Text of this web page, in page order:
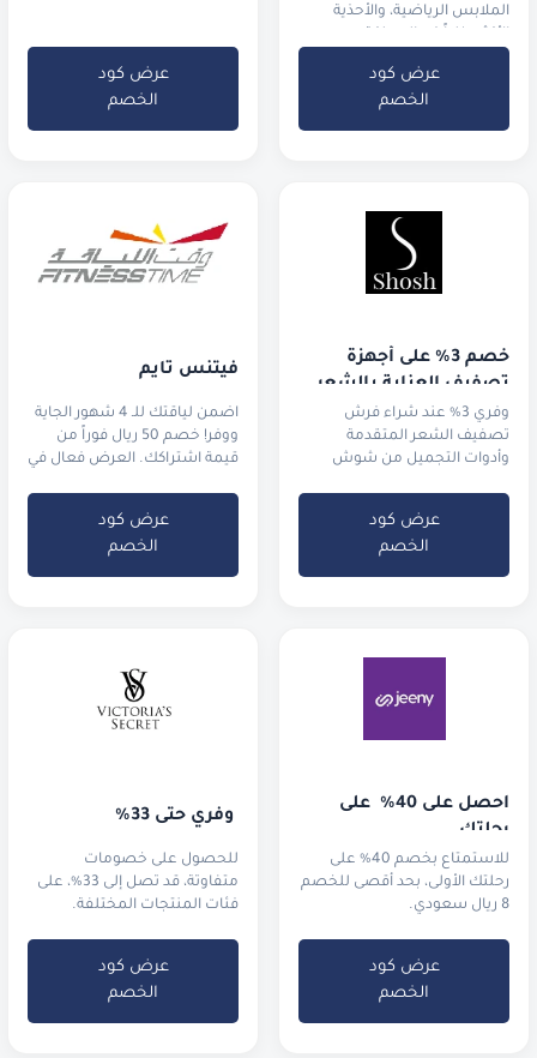
الملابس الرياضية، والأحذية
عرض كود
الخصم
عرض كود
الخصم
خصم 3% على أجهزة
تصفيف العناية بالشعر
وفري 3% عند شراء فرش
تصفيف الشعر المتقدمة
وأدوات التجميل من شوش
عرض كود
الخصم
فيتنس تايم
اضمن لياقتك للـ 4 شهور الجاية
ووفر! خصم 50 ريال فوراً من
قيمة اشتراكك. العرض فعال في
عرض كود
الخصم
احصل على 40%  على
رحلتك
للاستمتاع بخصم 40% على
رحلتك الأولى، بحد أقصى للخصم
8 ريال سعودي.
عرض كود
الخصم
للحصول على خصومات
متفاوتة، قد تصل إلى 33%، على
فئات المنتجات المختلفة.
عرض كود
الخصم